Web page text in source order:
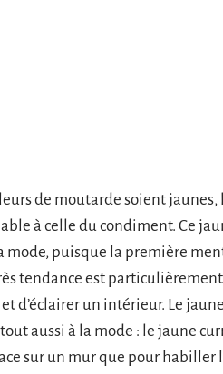
de moutarde soient
à celle du condiment. Ce
mode, puisque la première
tendance est
et d’éclairer un intérieur. Le
aussi à la mode : le jaune
sur un mur que pour